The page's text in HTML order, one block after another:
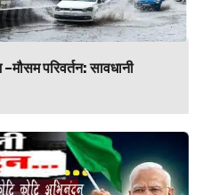
परिवर्तन: सावधानी